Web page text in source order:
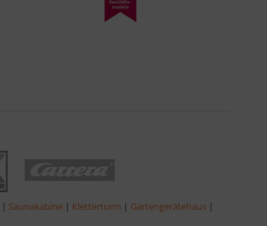
| Saunakabine | Kletterturm | Gartengerätehaus |